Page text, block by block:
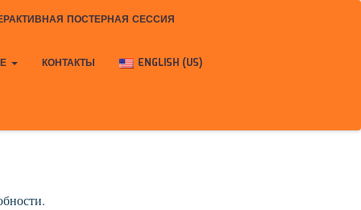
ПОСТЕРНАЯ СЕССИЯ
КОНТАКТЫ ENGLISH (US)